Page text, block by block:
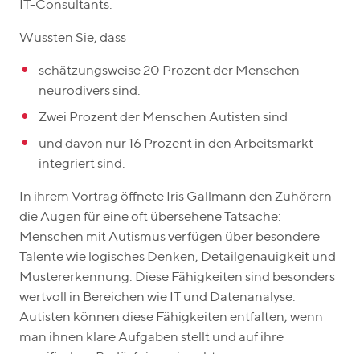
IT-Consultants.
Wussten Sie, dass
schätzungsweise 20 Prozent der Menschen
neurodivers sind.
Zwei Prozent der Menschen Autisten sind
und davon nur 16 Prozent in den Arbeitsmarkt
integriert sind.
In ihrem Vortrag öffnete Iris Gallmann den Zuhörern
die Augen für eine oft übersehene Tatsache:
Menschen mit Autismus verfügen über besondere
Talente wie logisches Denken, Detailgenauigkeit und
Mustererkennung. Diese Fähigkeiten sind besonders
wertvoll in Bereichen wie IT und Datenanalyse.
Autisten können diese Fähigkeiten entfalten, wenn
man ihnen klare Aufgaben stellt und auf ihre